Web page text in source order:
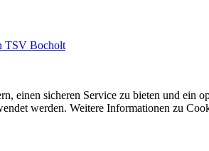
TSV Bocholt
einen sicheren Service zu bieten und
werden. Weitere Informationen zu